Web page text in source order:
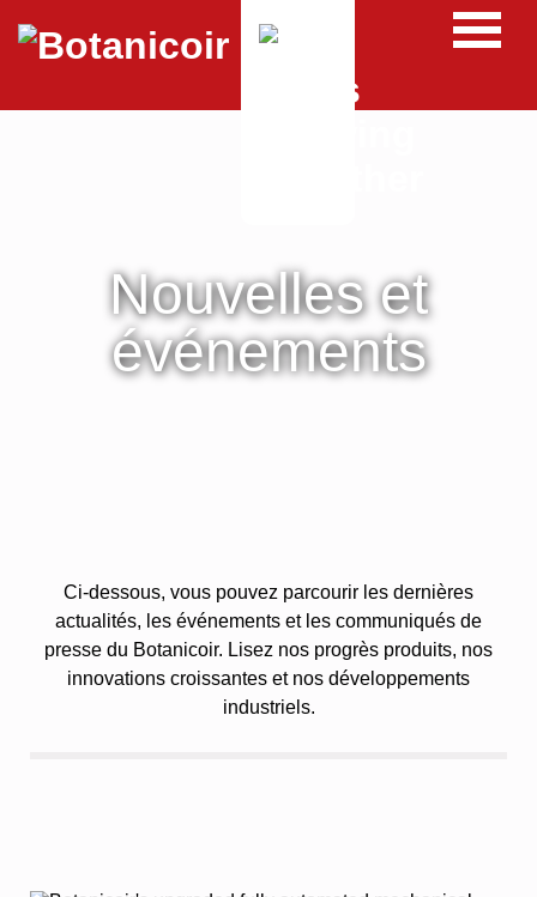
Nouvelles et
événements
Ci-dessous, vous pouvez parcourir les dernières
actualités, les événements et les communiqués de
presse du Botanicoir. Lisez nos progrès produits, nos
innovations croissantes et nos développements
industriels.